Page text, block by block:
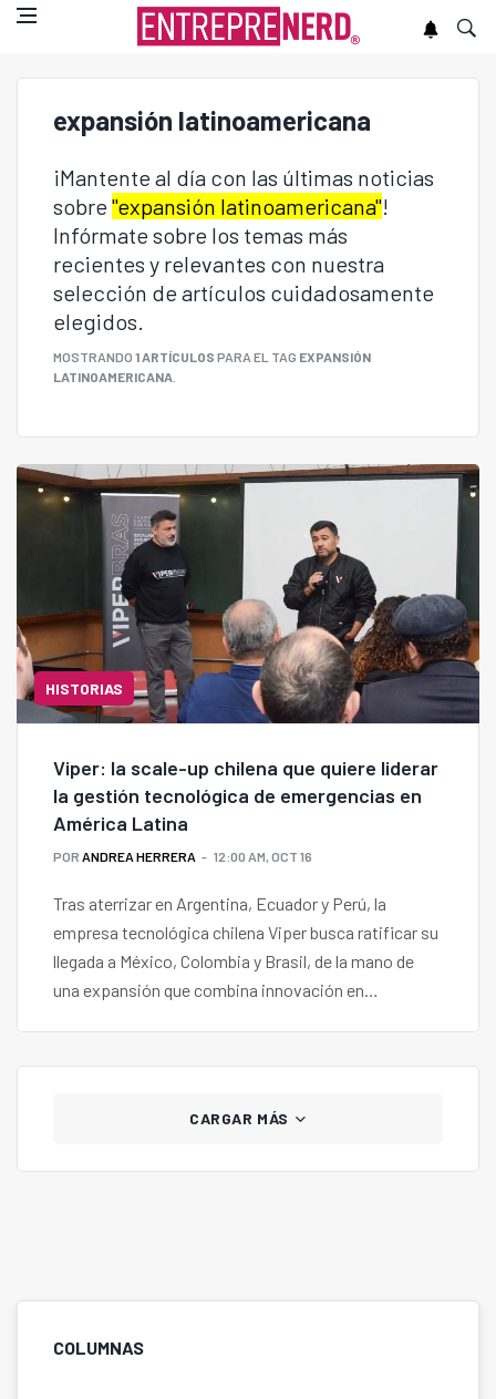
expansión latinoamericana
¡Mantente al día con las últimas noticias
sobre "expansión latinoamericana"!
Infórmate sobre los temas más
recientes y relevantes con nuestra
selección de artículos cuidadosamente
elegidos.
MOSTRANDO 1 ARTÍCULOS PARA EL TAG EXPANSIÓN
LATINOAMERICANA
HISTORIAS
Viper: la scale-up chilena que quiere liderar
la gestión tecnológica de emergencias en
América Latina
POR ANDREA HERRERA 12:00 AM, OCT 16
Tras aterrizar en Argentina, Ecuador y Perú, la
empresa tecnológica chilena Viper busca ratificar su
llegada a México, Colombia y Brasil, de la mano de
una expansión que combina innovación en
CARGAR MÁS
COLUMNAS